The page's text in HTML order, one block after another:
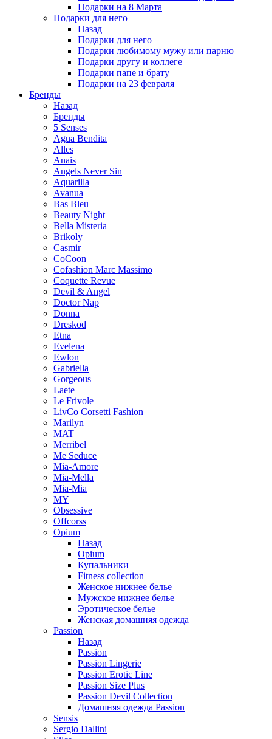
Подарки на 8 Марта
Подарки для него
Назад
Подарки для него
Подарки любимому мужу или парню
Подарки другу и коллеге
Подарки папе и брату
Подарки на 23 февраля
Бренды
Назад
Бренды
5 Senses
Agua Bendita
Alles
Anais
Angels Never Sin
Aquarilla
Avanua
Bas Bleu
Beauty Night
Bella Misteria
Brikoly
Casmir
CoCoon
Cofashion Marc Massimo
Coquette Revue
Devil & Angel
Doctor Nap
Donna
Dreskod
Etna
Evelena
Ewlon
Gabriella
Gorgeous+
Laete
Le Frivole
LivCo Corsetti Fashion
Marilyn
MAT
Merribel
Me Seduce
Mia-Amore
Mia-Mella
Mia-Mia
MY
Obsessive
Offcorss
Opium
Назад
Opium
Купальники
Fitness collection
Женское нижнее белье
Мужское нижнее белье
Эротическое белье
Женская домашняя одежда
Passion
Назад
Passion
Passion Lingerie
Passion Erotic Line
Passion Size Plus
Passion Devil Collection
Домашняя одежда Passion
Sensis
Sergio Dallini